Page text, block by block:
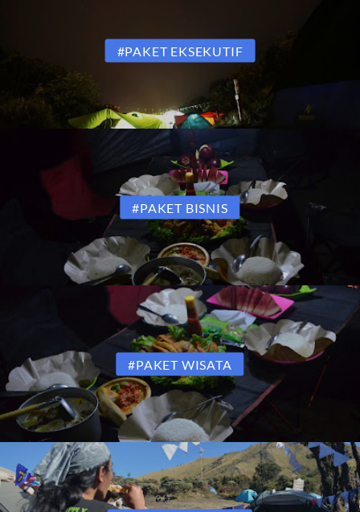
#PAKET EKSEKUTIF
#PAKET BISNIS
#PAKET WISATA